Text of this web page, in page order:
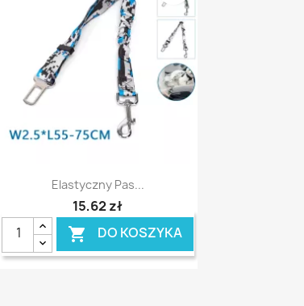
Szybki podgląd
Elastyczny Pas...
15,62 zł
 DO KOSZYKA